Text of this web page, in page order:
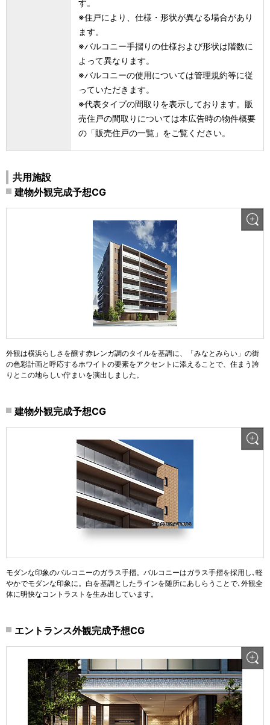
す。
※住戸により、仕様・形状が異なる場合があり
ます。
※バルコニー手摺りの仕様および形状は階数に
よって異なります。
※バルコニーの使用については管理規約等に従
っていただきます。
※代表タイプの間取りを表示しております。販
売住戸の間取りについては本広告時の物件概要
の「販売住戸の一覧」をご覧ください。
共用施設
建物外観完成予想CG
外観は横浜らしさを醸す赤レンガ調のタイルを基調に、「みなとみらい」の街
の色彩計画と呼応するホワイトの要素をアクセントに添えることで、住まう誇
りとこの地らしい佇まいを演出しました。
建物外観完成予想CG
モダンな印象のバルコニーのガラス手摺。バルコニーはガラス手摺を採用し､軽
やかでモダンな印象に。白を基調としたラインを随所にあしらうことで､外観全
体に明快なコントラストを生み出しています。
エントランス外観完成予想CG